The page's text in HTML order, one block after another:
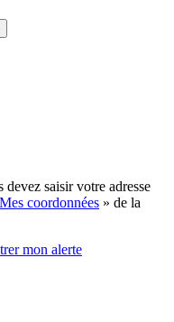
saisir votre adresse
Mes coordonnées » de la
mon alerte